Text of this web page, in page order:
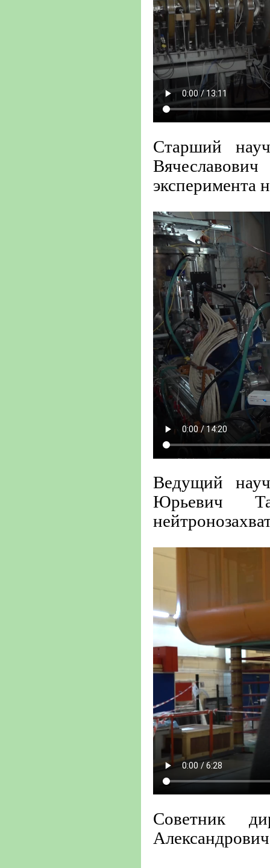
Старший
Ведущий
Юрьевич
Советник